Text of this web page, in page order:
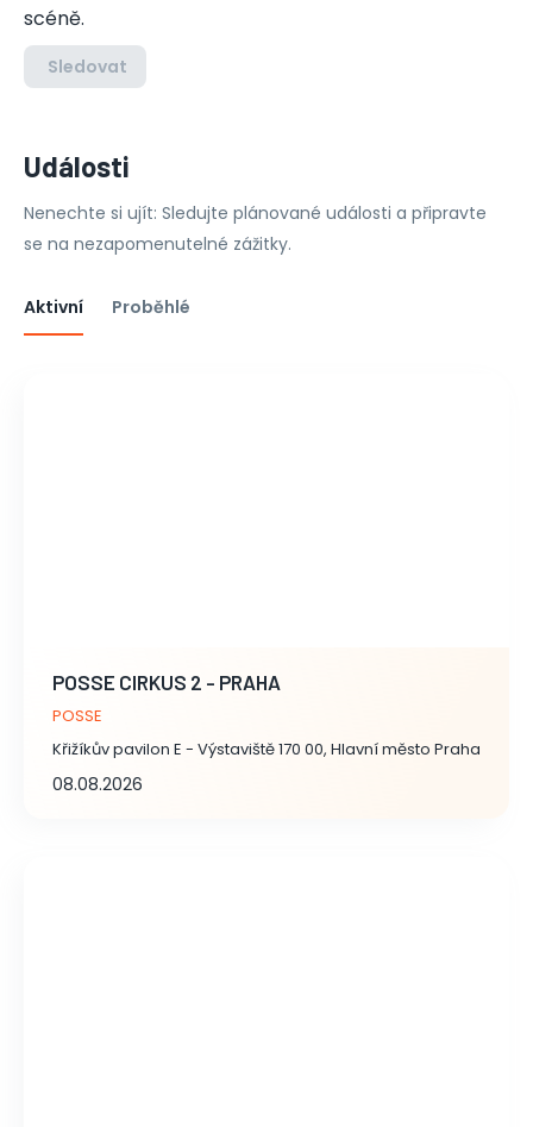
scéně.
Sledovat
Události
Nenechte si ujít: Sledujte plánované události a připravte
se na nezapomenutelné zážitky.
Aktivní Proběhlé
POSSE CIRKUS 2 - PRAHA
POSSE
Křižíkův pavilon E - Výstaviště 170 00, Hlavní město Praha
08.08.2026